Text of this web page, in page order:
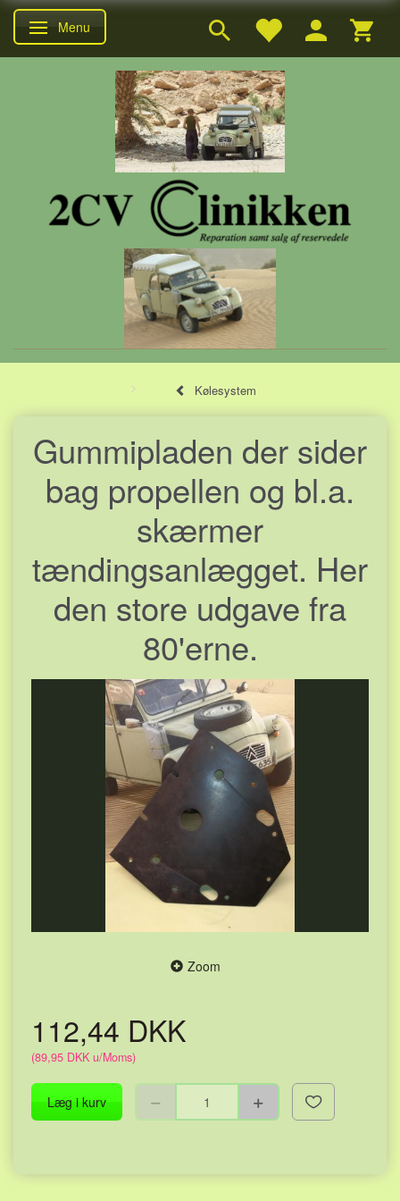
Skifte navigation
Menu
Kølesystem
Gummipladen der sider
bag propellen og bl.a.
skærmer
tændingsanlægget. Her
den store udgave fra
80'erne.
Zoom
112,44 DKK
(89,95 DKK u/Moms)
Læg i kurv